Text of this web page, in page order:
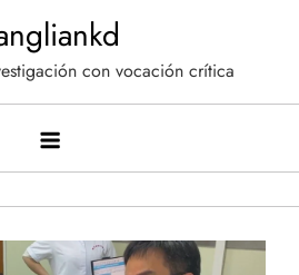
con vocación crítica